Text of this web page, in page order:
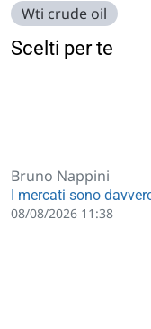
Wti crude oil
Scelti per te
Bruno Nappini
I mercati sono
08/08/2026 11:38